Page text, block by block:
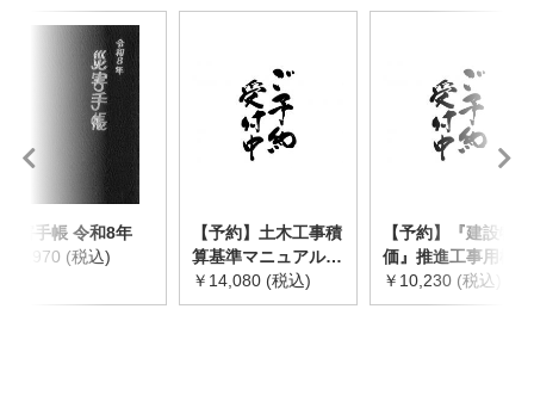
災害手帳 令和8年
￥2,970 (税込)
【予約】土木工事積
算基準マニュアル
令和8年度版
※2026年8月下旬発
￥14,080 (税込)
【予約】『建設物
価』推進工事用機械
器具等基礎価格表
2026年度版
￥10,230 (税込)